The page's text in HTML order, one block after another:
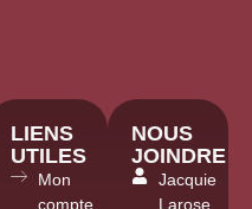
LIENS
UTILES
Mon
compte
NOUS
JOINDRE
Jacquie
Larose